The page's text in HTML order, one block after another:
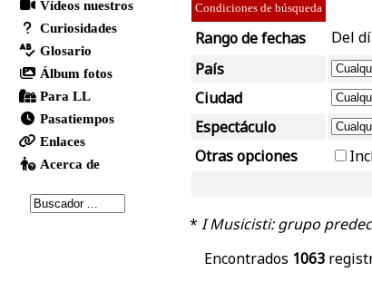
Condiciones de búsqueda
Rango de fechas Del
País
Ciudad
Espectáculo
Otras opciones
* I Musicisti: grupo
Encontrados 1063